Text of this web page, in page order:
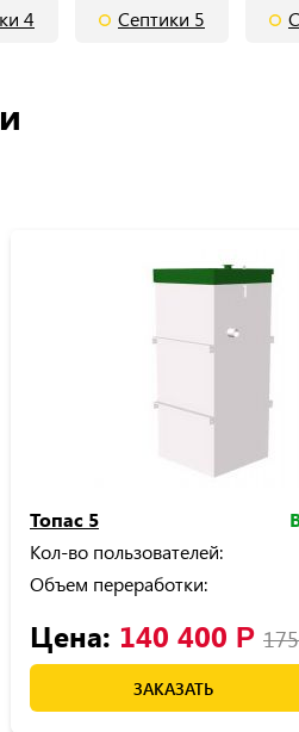
4 Септики 5
Топас 5
Кол-во пользователей:
Объем переработки:
Цена: 140 400 Р
ЗАКАЗАТЬ